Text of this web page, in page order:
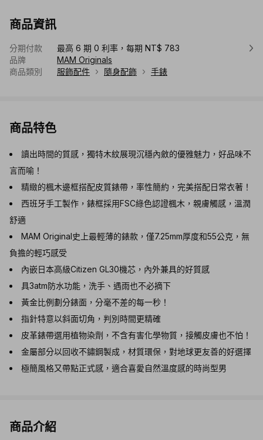
商品資訊
分期付款
最高 6 期 0 利率，每期 NT$ 783
品牌
MAM Originals
商品類別
服飾配件 隨身配飾 手錶
商品特色
讀出時間的質感，獨特木紋展現沉穩內斂的優雅魅力，好品味不
言而喻！
精緻的楓木邊框搭配皮質錶帶，率性簡約，完美搭配日常衣著！
西班牙手工製作，錶框採用FSC綠色認證楓木，親膚觸感，溫潤
舒適
MAM Original史上最輕薄的錶款，僅7.25mm厚度和55公克，無
負擔的輕巧感受
內嵌日本高級Citizen GL30機芯，內外兼具的好質感
具3atm防水功能，洗手、遇雨也不必摘下
黃金比例劃分錶面，分毫不差的每一秒！
指針特意以斜面切角，判別時間更精確
皮革錶帶選用植物染劑，不含有害化學物質，接觸皮膚也不怕！
金屬部分以回收不鏽鋼製成，材質環保，對地球更友善的好選擇
極簡風格又帶點正式感，適合喜愛自然溫度感的時尚型男
商品介紹